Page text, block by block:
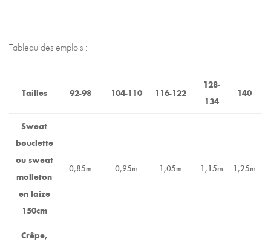
Tableau des emplois :
Tailles 92-98 104-110 116-122
128-
134
140
Sweat
bouclette
ou sweat
molleton
en laize
150cm
0,85m 0,95m 1,05m 1,15m 1,25m
Crêpe,